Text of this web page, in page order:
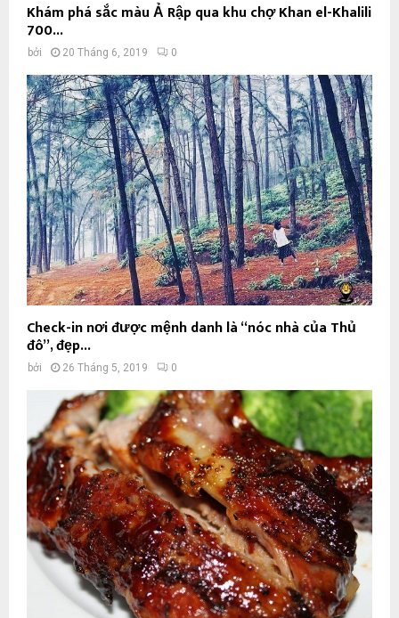
Khám phá sắc màu Ả Rập qua khu chợ Khan el-Khalili
700...
bởi 20 Tháng 6, 2019 0
Check-in nơi được mệnh danh là “nóc nhà của Thủ
đô”, đẹp...
bởi 26 Tháng 5, 2019 0